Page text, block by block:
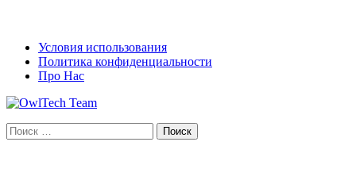
Условия использования
Политика конфиденциальности
Про Нас